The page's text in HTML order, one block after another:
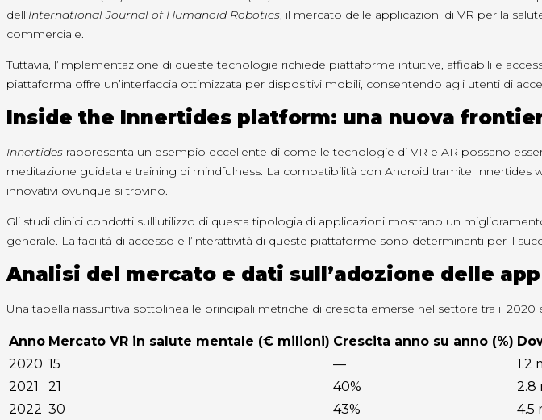
dell’International Journal of Humanoid Robotics, il mercato delle applicazioni di VR per la
commerciale.
Tuttavia, l’implementazione di queste tecnologie richiede piattaforme intuitive, affidabili e
piattaforma offre un’interfaccia ottimizzata per dispositivi mobili, consentendo agli utenti di
Inside the Innertides platform: una nuova
Innertides rappresenta un esempio eccellente di come le tecnologie di VR e AR possano
meditazione guidata e training di mindfulness. La compatibilità con Android tramite
innovativi ovunque si trovino.
Gli studi clinici condotti sull’utilizzo di questa tipologia di applicazioni mostrano un
generale. La facilità di accesso e l’interattività di queste piattaforme sono determinanti per il
Analisi del mercato e dati sull’adozione delle
Una tabella riassuntiva sottolinea le principali metriche di crescita emerse nel settore tra il 2020
Anno Mercato VR in salute mentale (€ milioni) Crescita anno su anno (%)
2020 15 —
1.2
2021
21 40%
2.8
2022 30 43%
4.5